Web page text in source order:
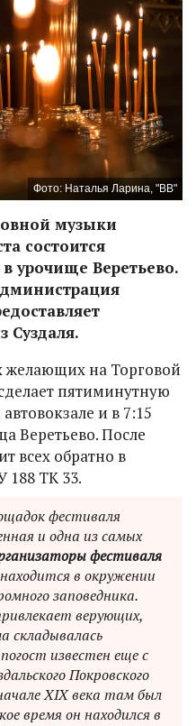
Фото: Наталья Ларина, "ВВ"
музыки
состоится
урочище Веретьево.
Суздаля.
желающих на Торговой
пятиминутную
и в 7:15
Веретьево. После
всех обратно в
188 ТК 33.
фестиваля
и одна из самых
фестиваля
в окружении
заповедника.
верующих,
складывалась
известен еще с
Покровского
XIX века там был
время он находился в